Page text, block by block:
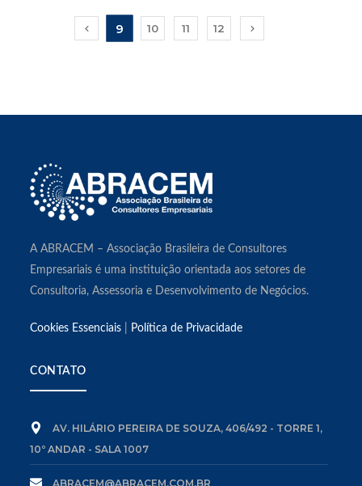
9 10 11 12
A ABRACEM – Associação Brasileira de Consultores
Empresariais é uma instituição orientada aos setores de
Consultoria, Assessoria e Desenvolvimento de Negócios.
Cookies Essenciais Política de Privacidade
CONTATO
AV. HILÁRIO PEREIRA DE SOUZA, 406/492 - TORRE 1,
10º ANDAR - SALA 1007
ABRACEM@ABRACEM.COM.BR